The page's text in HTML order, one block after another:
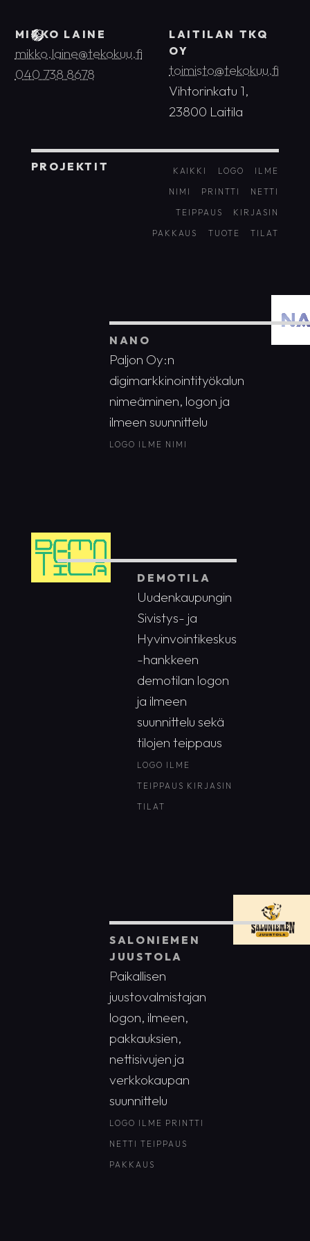
LAITILAN TKQ
OY
toimisto@tekokuu.fi
Vihtorinkatu 1,
23800 Laitila
MIKKO LAINE
mikko.laine@tekokuu.fi
040 738 8678
PROJEKTIT KAIKKI LOGO
ILME
NIMI
PRINTTI
NETTI
TEIPPAUS
KIRJASIN
PAKKAUS
TUOTE TILAT
NANO
Paljon Oy:n
digimarkkinointityökalun
nimeäminen, logon ja
ilmeen suunnittelu
LOGO ILME NIMI
DEMOTILA
Uudenkaupungin
Sivistys- ja
Hyvinvointikeskus
-hankkeen
demotilan logon
ja ilmeen
suunnittelu sekä
tilojen teippaus
LOGO ILME
TEIPPAUS KIRJASIN
TILAT
SALONIEMEN
JUUSTOLA
Paikallisen
juustovalmistajan
logon, ilmeen,
pakkauksien,
nettisivujen ja
verkkokaupan
suunnittelu
LOGO ILME PRINTTI
NETTI TEIPPAUS
PAKKAUS